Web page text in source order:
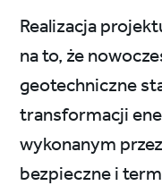
Realizacja
na to, że
geotechniczne
transformacji
wykonanym
bezpieczne i